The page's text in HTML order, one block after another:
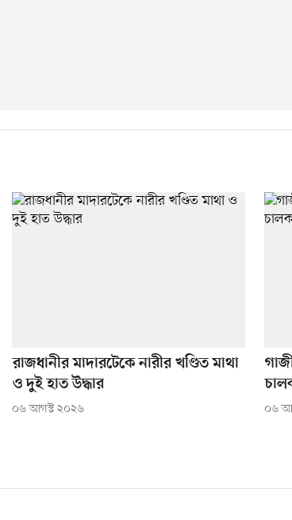
রাজধানীর মাদারটেকে নারীর খণ্ডিত মাথা
ও দুই হাত উদ্ধার
০৬ আগস্ট ২০২৬ ০৬